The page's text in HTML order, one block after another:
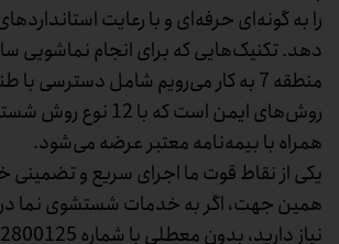
را به گونه‌ای حرفه‌ای و با رعایت
دهد. تکنیک‌هایی که برای انجام نماشویی
منطقه 7 به کار می‌رویم شامل دسترسی با
روش‌های ایمن است که با 12
همراه با بیمه‌نامه معتبر عرضه می‌شود.
یکی از نقاط قوت ما اجرای سریع و